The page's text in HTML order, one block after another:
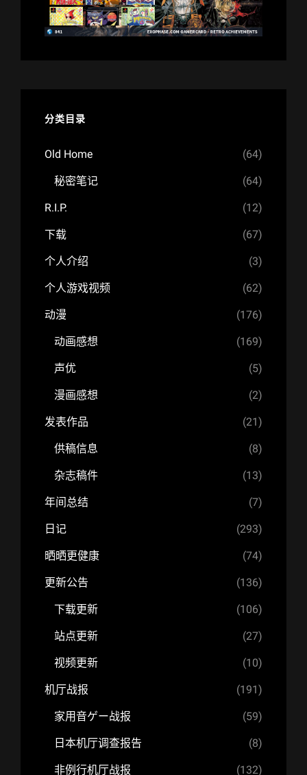
分类目录
Old Home (64)
秘密笔记 (64)
R.I.P. (12)
下载 (67)
个人介绍 (3)
个人游戏视频 (62)
动漫 (176)
动画感想 (169)
声优 (5)
漫画感想 (2)
发表作品 (21)
供稿信息 (8)
杂志稿件 (13)
年间总结 (7)
日记 (293)
晒晒更健康 (74)
更新公告 (136)
下载更新 (106)
站点更新 (27)
视频更新 (10)
机厅战报 (191)
家用音ゲー战报 (59)
日本机厅调查报告 (8)
非例行机厅战报 (132)